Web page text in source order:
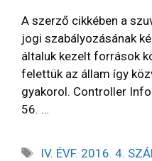
A szerző cikkében a
jogi szabályozásának
általuk kezelt források
felettük az állam így
gyakorol. Controller
56. …
IV. ÉVF. 2016. 4.